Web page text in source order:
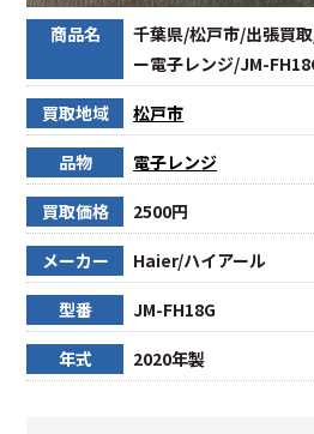
商品名
千葉県/松戸市/出張買
ー電子レンジ/JM-
買取地域 松戸市
品物 電子レンジ
買取価格 2500円
メーカー Haier/ハイアール
型番 JM-FH18G
年式 2020年製